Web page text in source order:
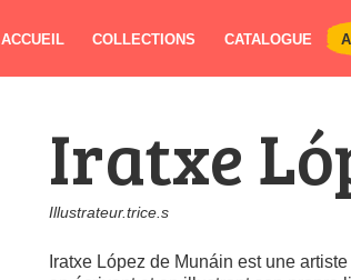
ACCUEIL COLLECTIONS CATALOGUE
Iratxe
Illustrateur.trice.s
Iratxe López de Munáin est une